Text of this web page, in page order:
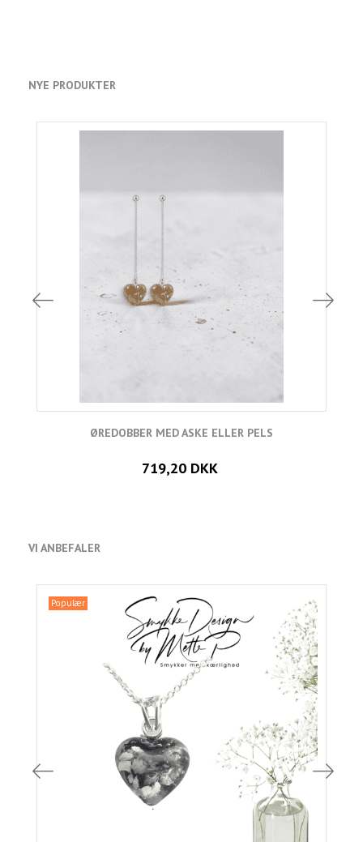
NYE PRODUKTER
ØREDOBBER MED ASKE ELLER PELS
719,20 DKK
VI ANBEFALER
Populær